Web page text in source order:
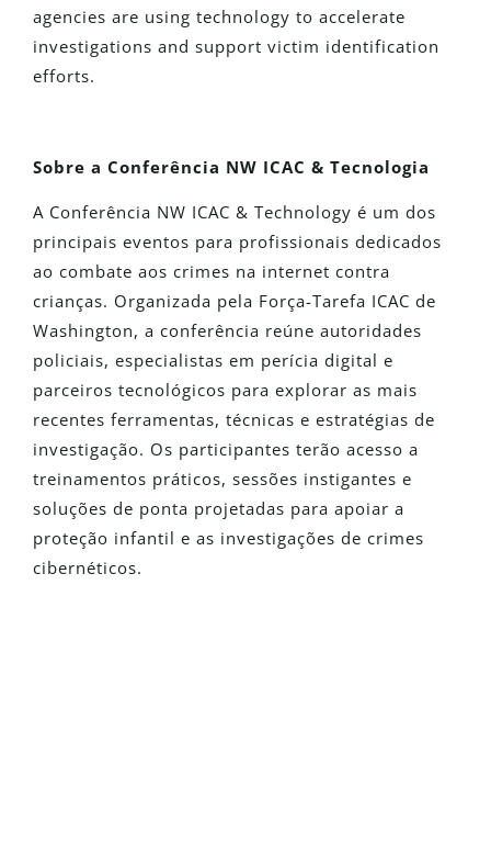
agencies are using technology to accelerate
investigations and support victim identification
efforts.
Sobre a Conferência NW ICAC & Tecnologia
A Conferência NW ICAC & Technology é um dos
principais eventos para profissionais dedicados
ao combate aos crimes na internet contra
crianças. Organizada pela Força-Tarefa ICAC de
Washington, a conferência reúne autoridades
policiais, especialistas em perícia digital e
parceiros tecnológicos para explorar as mais
recentes ferramentas, técnicas e estratégias de
investigação. Os participantes terão acesso a
treinamentos práticos, sessões instigantes e
soluções de ponta projetadas para apoiar a
proteção infantil e as investigações de crimes
cibernéticos.